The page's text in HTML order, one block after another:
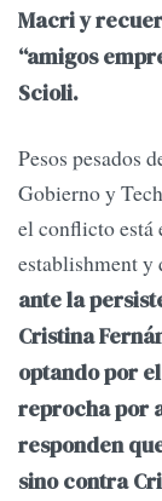
Macri y
“amigos
Scioli.
Pesos pesados
Gobierno y
el conflicto está
establishment y
ante la
Cristina
optando por
reprocha por
responden
sino contra